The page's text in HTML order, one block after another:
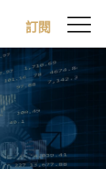
訂閱